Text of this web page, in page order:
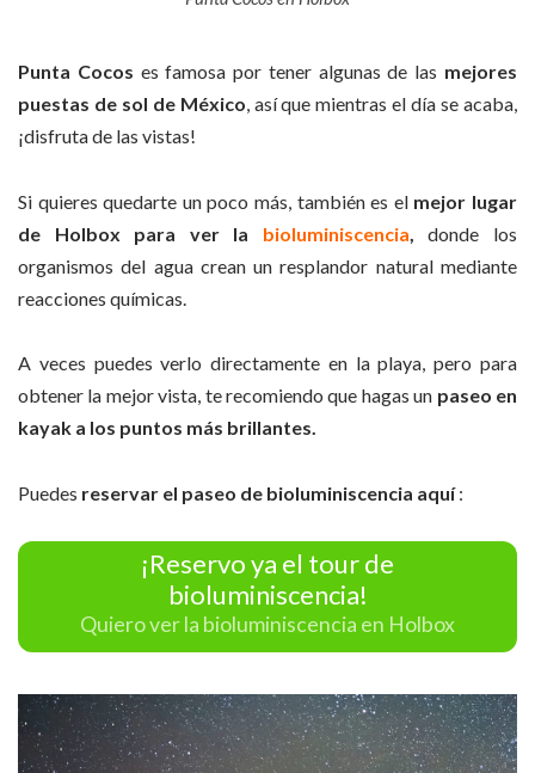
Punta Cocos es famosa por tener algunas de las mejores
puestas de sol de México, así que mientras el día se acaba,
¡disfruta de las vistas!
Si quieres quedarte un poco más, también es el mejor lugar
de Holbox para ver la bioluminiscencia, donde los
organismos del agua crean un resplandor natural mediante
reacciones químicas.
A veces puedes verlo directamente en la playa, pero para
obtener la mejor vista, te recomiendo que hagas un paseo en
kayak a los puntos más brillantes.
Puedes reservar el paseo de bioluminiscencia aquí:
¡Reservo ya el tour de
bioluminiscencia!
Quiero ver la bioluminiscencia en Holbox